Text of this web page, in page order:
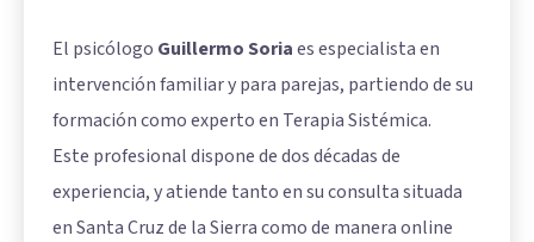
El psicólogo Guillermo Soriaes especialista en
intervención familiar y para parejas, partiendo de su
formación como experto en Terapia Sistémica.
Este profesional dispone de dos décadas de
experiencia, y atiende tanto en su consulta situada
en Santa Cruz de la Sierra como de manera online